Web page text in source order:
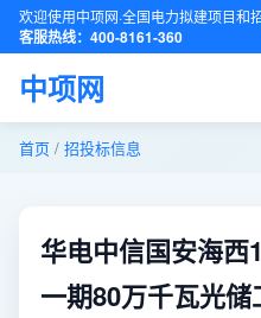
欢迎使用中项网·全国电力拟建项目和
客服热线：400-8161-360
中项网
首页 / 招投标信息
华电中信国安海西
一期80万千瓦光